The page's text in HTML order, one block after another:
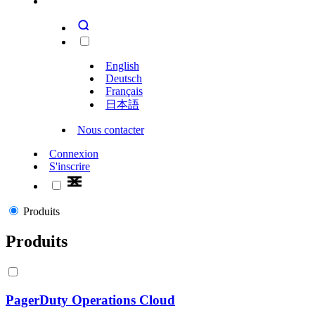
English
Deutsch
Français
日本語
Nous contacter
Connexion
S'inscrire
Produits
Produits
PagerDuty Operations Cloud